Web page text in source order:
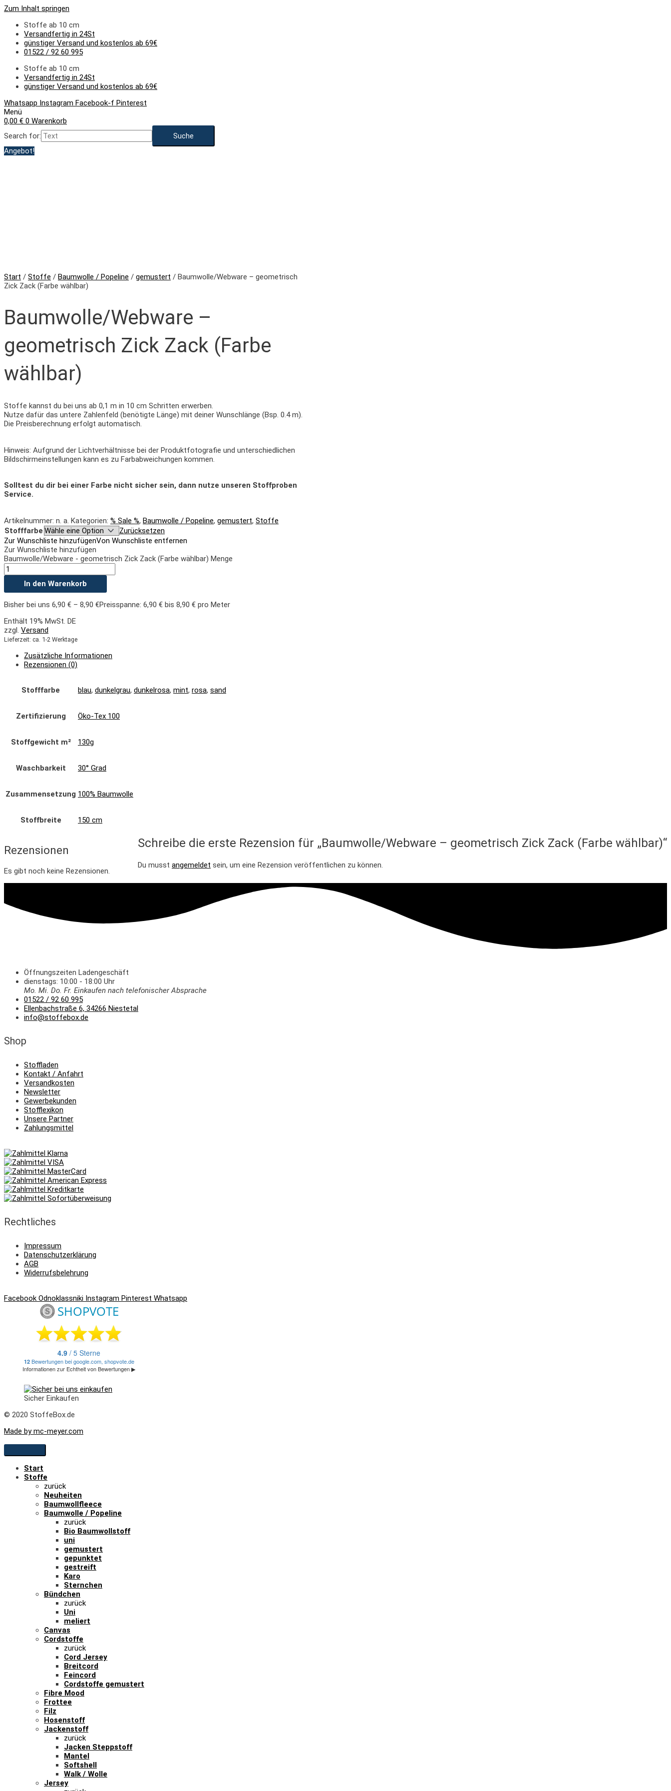
Zum Inhalt springen
Stoffe ab 10 cm
Versandfertig in 24St
günstiger Versand und kostenlos ab 69€
01522 / 92 60 995
Stoffe ab 10 cm
Versandfertig in 24St
günstiger Versand und kostenlos ab 69€
Whatsapp Instagram Facebook-f Pinterest
Menü
0,00 € 0 Warenkorb
Search for:
Angebot!
Start / Stoffe / Baumwolle / Popeline / gemustert / Baumwolle/Webware – geometrisch
Zick Zack (Farbe wählbar)
Baumwolle/Webware –
geometrisch Zick Zack (Farbe
wählbar)
Stoffe kannst du bei uns ab 0,1 m in 10 cm Schritten erwerben.
Nutze dafür das untere Zahlenfeld (benötigte Länge) mit deiner Wunschlänge (Bsp. 0.4 m).
Die Preisberechnung erfolgt automatisch.
Hinweis: Aufgrund der Lichtverhältnisse bei der Produktfotografie und unterschiedlichen
Bildschirmeinstellungen kann es zu Farbabweichungen kommen.
Solltest du dir bei einer Farbe nicht sicher sein, dann nutze unseren Stoffproben
Service.
Artikelnummer: n. a. Kategorien: % Sale %, Baumwolle / Popeline, gemustert, Stoffe
Stofffarbe
Zurücksetzen
Zur Wunschliste hinzufügenVon Wunschliste entfernen
Zur Wunschliste hinzufügen
Baumwolle/Webware - geometrisch Zick Zack (Farbe wählbar) Menge
In den Warenkorb
Bisher bei uns 6,90 € – 8,90 €Preisspanne: 6,90 € bis 8,90 € pro Meter
Enthält 19% MwSt. DE
zzgl. Versand
Lieferzeit: ca. 1-2 Werktage
Zusätzliche Informationen
Rezensionen (0)
Stofffarbe blau, dunkelgrau, dunkelrosa, mint, rosa, sand
Zertifizierung Öko-Tex 100
Stoffgewicht m² 130g
Waschbarkeit 30° Grad
Zusammensetzung 100% Baumwolle
Stoffbreite 150 cm
Rezensionen
Es gibt noch keine Rezensionen.
Schreibe die erste Rezension für „Baumwolle/Webware – geometrisch Zick Zack (Farbe wählbar)“
Du musst angemeldet sein, um eine Rezension veröffentlichen zu können.
Öffnungszeiten Ladengeschäft
dienstags: 10:00 - 18:00 Uhr
Mo. Mi. Do. Fr. Einkaufen nach telefonischer Absprache
01522 / 92 60 995
Ellenbachstraße 6, 34266 Niestetal
info@stoffebox.de
Shop
Stoffladen
Kontakt / Anfahrt
Versandkosten
Newsletter
Gewerbekunden
Stofflexikon
Unsere Partner
Zahlungsmittel
Rechtliches
Impressum
Datenschutzerklärung
AGB
Widerrufsbelehrung
Facebook Odnoklassniki Instagram Pinterest Whatsapp
Sicher Einkaufen
© 2020 StoffeBox.de
Made by mc-meyer.com
Start
Stoffe
zurück
Neuheiten
Baumwollfleece
Baumwolle / Popeline
zurück
Bio Baumwollstoff
uni
gemustert
gepunktet
gestreift
Karo
Sternchen
Bündchen
zurück
Uni
meliert
Canvas
Cordstoffe
zurück
Cord Jersey
Breitcord
Feincord
Cordstoffe gemustert
Fibre Mood
Frottee
Filz
Hosenstoff
Jackenstoff
zurück
Jacken Steppstoff
Mantel
Softshell
Walk / Wolle
Jersey